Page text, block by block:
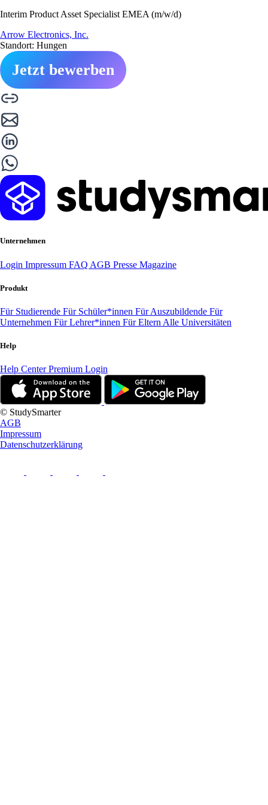
Interim Product Asset Specialist EMEA (m/w/d)
Arrow Electronics, Inc.
Standort: Hungen
Jetzt bewerben
Unternehmen
Login Impressum FAQ AGB Presse Magazine
Produkt
Für Studierende Für Schüler*innen Für Auszubildende Für
Unternehmen Für Lehrer*innen Für Eltern Alle Universitäten
Help
Help CenterPremium Login
© StudySmarter
AGB
Impressum
Datenschutzerklärung